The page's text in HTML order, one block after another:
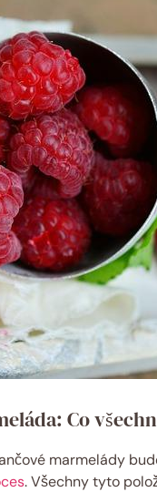
Co
marmelády
. Všechny tyto